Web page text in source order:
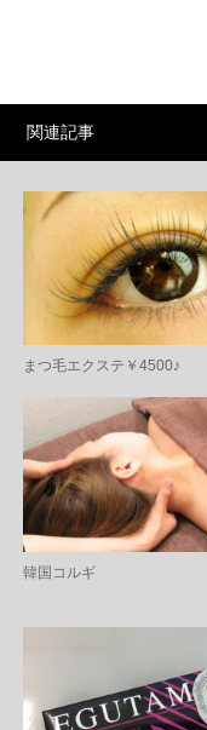
関連記事
まつ毛エクステ￥4500♪
韓国コルギ